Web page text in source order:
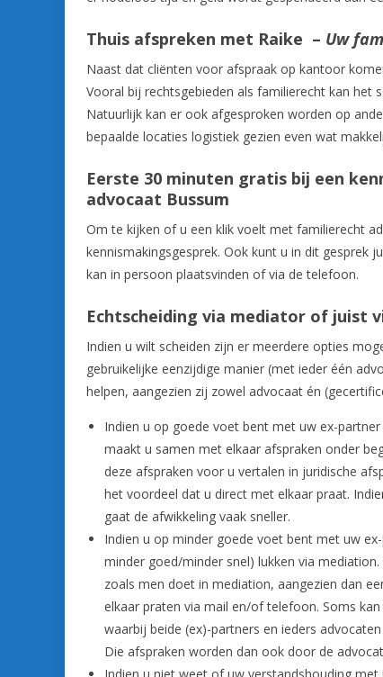
Thuis afspreken met Raike – Uw
Naast dat cliënten voor afspraak op kantoor
Vooral bij rechtsgebieden als familierecht kan
Natuurlijk kan er ook afgesproken worden op
bepaalde locaties logistiek gezien even wat
Eerste 30 minuten gratis bij een
advocaat Bussum
Om te kijken of u een klik voelt met familierecht
kennismakingsgesprek. Ook kunt u in dit gesprek
kan in persoon plaatsvinden of via de telefoon.
Echtscheiding via mediator of juist
Indien u wilt scheiden zijn er meerdere opties
gebruikelijke eenzijdige manier (met ieder één
helpen, aangezien zij zowel advocaat én
Indien u op goede voet bent met uw ex-
maakt u samen met elkaar afspraken onder
deze afspraken voor u vertalen in juridische
het voordeel dat u direct met elkaar praat.
gaat de afwikkeling vaak sneller.
Indien u op minder goede voet bent met uw
minder goed/minder snel) lukken via
zoals men doet in mediation, aangezien dan
elkaar praten via mail en/of telefoon. Soms
waarbij beide (ex)-partners en ieders
Die afspraken worden dan ook door de